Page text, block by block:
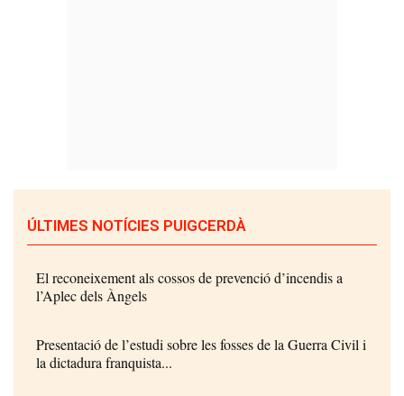
ÚLTIMES NOTÍCIES PUIGCERDÀ
El reconeixement als cossos de prevenció d’incendis a
l’Aplec dels Àngels
Presentació de l’estudi sobre les fosses de la Guerra Civil i
la dictadura franquista...